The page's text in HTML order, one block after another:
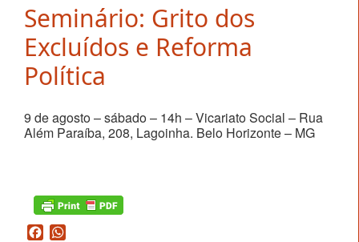
Seminário: Grito dos
Excluídos e Reforma
Política
9 de agosto – sábado – 14h – Vicariato Social – Rua
Além Paraíba, 208, Lagoinha. Belo Horizonte – MG
Facebook